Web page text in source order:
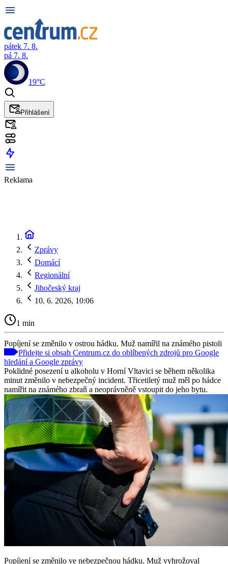
pátek 7. 8.
pá 7. 8.
19°C
Přihlášení
Reklama
Zprávy
Domácí
Regionální
Jihočeský kraj
10. 6. 2026, 10:06
1 min
Popíjení se změnilo v ostrou hádku. Muž namířil na známého pistoli
Přidejte si obsah Centrum.cz do oblíbených zdrojů pro Google
hledání a Google zprávy
Poklidné posezení u alkoholu v Horní Vltavici se během několika
minut změnilo v nebezpečný incident. Třicetiletý muž měl po hádce
namířit na známého zbraň a neoprávněně vstoupit do jeho bytu.
Popíjení se změnilo ve nebezpečnou hádku. Muž vyhrožoval